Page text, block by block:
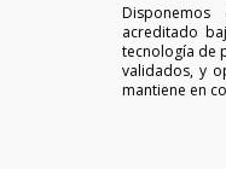
acreditado
tecnología de
validados, y
mantiene en